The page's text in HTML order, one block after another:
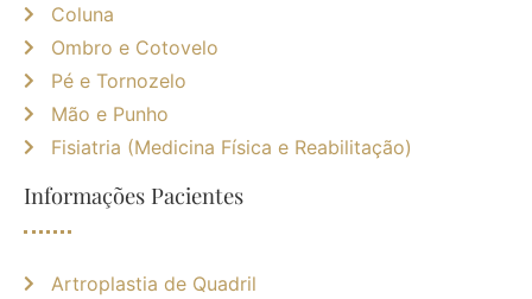
Coluna
Ombro e Cotovelo
Pé e Tornozelo
Mão e Punho
Fisiatria (Medicina Física e Reabilitação)
Informações Pacientes
Artroplastia de Quadril